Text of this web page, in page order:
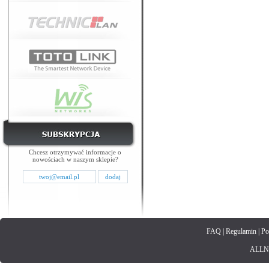
Chcesz otrzymywać informacje o
nowościach w naszym sklepie?
FAQ| Regulamin|